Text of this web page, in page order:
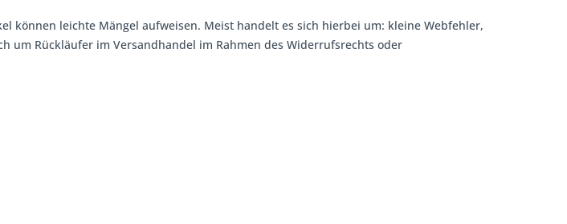
können leichte Mängel aufweisen. Meist handelt es sich hierbei um: kleine Webfehler,
um Rückläufer im Versandhandel im Rahmen des Widerrufsrechts oder